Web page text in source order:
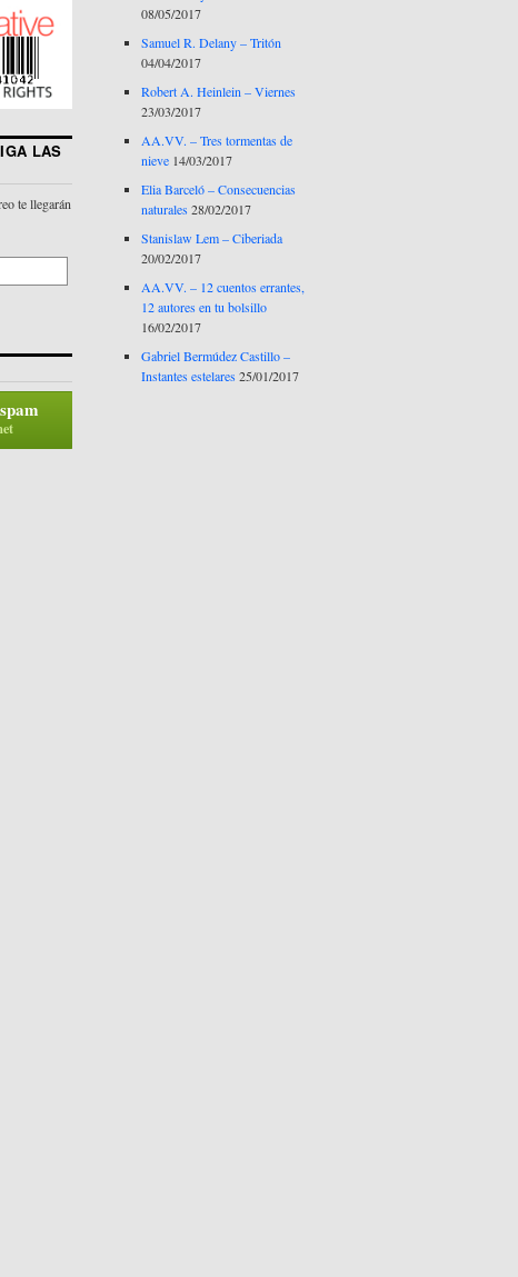
LAS
te llegarán
08/05/2017
Samuel R. Delany – Tritón
04/04/2017
Robert A. Heinlein – Viernes
23/03/2017
AA.VV. – Tres tormentas de
nieve 14/03/2017
Elia Barceló – Consecuencias
naturales28/02/2017
Stanislaw Lem – Ciberiada
20/02/2017
AA.VV. – 12 cuentos errantes,
12 autores en tu bolsillo
16/02/2017
Gabriel Bermúdez Castillo –
Instantes estelares25/01/2017